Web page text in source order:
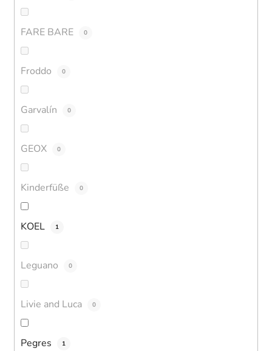
FARE BARE 0
Froddo 0
Garvalín 0
GEOX 0
Kinderfüße 0
KOEL 1
Leguano 0
Livie and Luca 0
Pegres 1